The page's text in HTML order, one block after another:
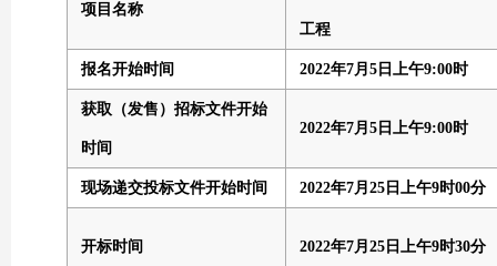
项目名称
工程
报名开始时间 2022年7月 5 日上午9:00时
获取（发售）招标文件开始
时间
2022年7月 5 日上午9:00时
现场递交投标文件开始时间 2022年7月 25 日 上午9时00分
开标时间 2022年7月 25 日 上午9时30分